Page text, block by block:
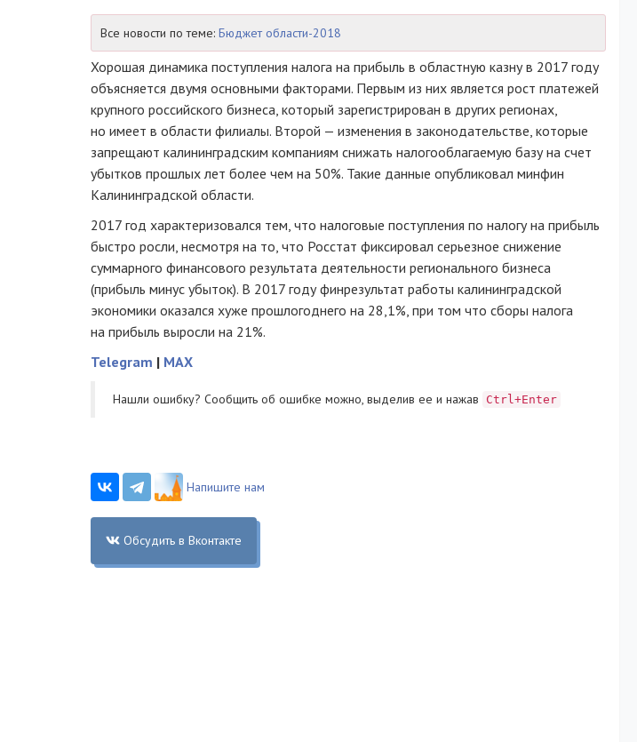
Все новости по теме: Бюджет области-2018
Хорошая динамика поступления налога на прибыль в областную казну в 2017 году
объясняется двумя основными факторами. Первым из них является рост платежей
крупного российского бизнеса, который зарегистрирован в других регионах,
но имеет в области филиалы. Второй — изменения в законодательстве, которые
запрещают калининградским компаниям снижать налогооблагаемую базу на счет
убытков прошлых лет более чем на 50%. Такие данные опубликовал минфин
Калининградской области.
2017 год характеризовался тем, что налоговые поступления по налогу на прибыль
быстро росли, несмотря на то, что Росстат фиксировал серьезное снижение
суммарного финансового результата деятельности регионального бизнеса
(прибыль минус убыток). В 2017 году финрезультат работы калининградской
экономики оказался хуже прошлогоднего на 28,1%, при том что сборы налога
на прибыль выросли на 21%.
Telegram | MAX
Нашли ошибку? Cообщить об ошибке можно, выделив ее и нажав Ctrl+Enter
Напишите нам
Обсудить в Вконтакте